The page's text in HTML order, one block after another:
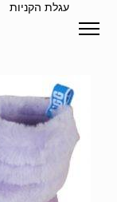
עגלת הקניות